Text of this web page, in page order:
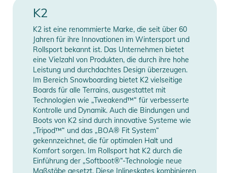
Produktinformationen und
Sicherheitshinweise
Gebrauchsanweisungen, Sicherheitshinweise und Warnungen
finden Sie direkt am Produkt.
Manufacturer
Information
Herstellerangaben
anzeigen
K2
K2 ist eine renommierte Marke, die seit über 60
Jahren für ihre Innovationen im Wintersport und
Rollsport bekannt ist. Das Unternehmen bietet
eine Vielzahl von Produkten, die durch ihre hohe
Leistung und durchdachtes Design überzeugen.
Im Bereich Snowboarding bietet K2 vielseitige
Boards für alle Terrains, ausgestattet mit
Technologien wie „Tweakend™“ für verbesserte
Kontrolle und Dynamik. Auch die Bindungen und
Boots von K2 sind durch innovative Systeme wie
„Tripod™“ und das „BOA® Fit System“
gekennzeichnet, die für optimalen Halt und
Komfort sorgen. Im Rollsport hat K2 durch die
Einführung der „Softboot®“-Technologie neue
Maßstäbe gesetzt. Diese Inlineskates kombinieren